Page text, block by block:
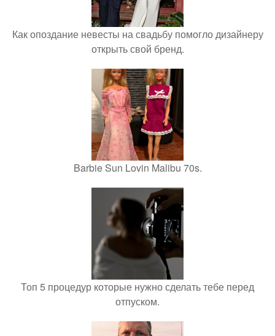
Как опоздание невесты на свадьбу помогло дизайнеру
открыть свой бренд.
Barbie Sun Lovin Malibu 70s.
Топ 5 процедур которые нужно сделать тебе перед
отпуском.